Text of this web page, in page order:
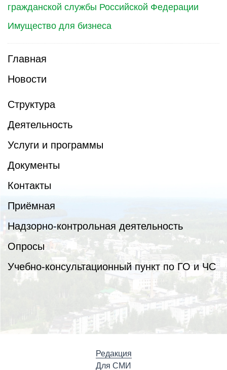
гражданской службы Российской Федерации
Имущество для бизнеса
Главная
Новости
Структура
Деятельность
Услуги и программы
Документы
Контакты
Приёмная
Надзорно-контрольная деятельность
Опросы
Учебно-консультационный пункт по ГО и ЧС
Редакция
Для СМИ